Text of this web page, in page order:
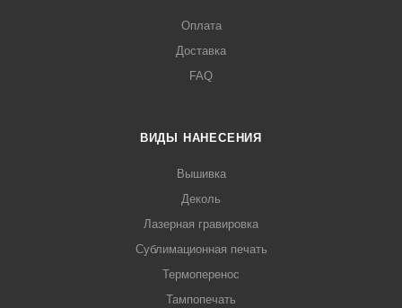
Оплата
Доставка
FAQ
ВИДЫ НАНЕСЕНИЯ
Вышивка
Деколь
Лазерная гравировка
Сублимационная печать
Термоперенос
Тампопечать